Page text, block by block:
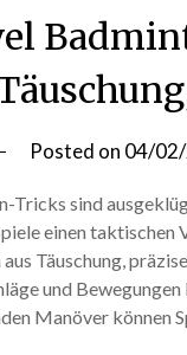
Posted on 04/
sind
einen
Täuschung,
und
Manöver